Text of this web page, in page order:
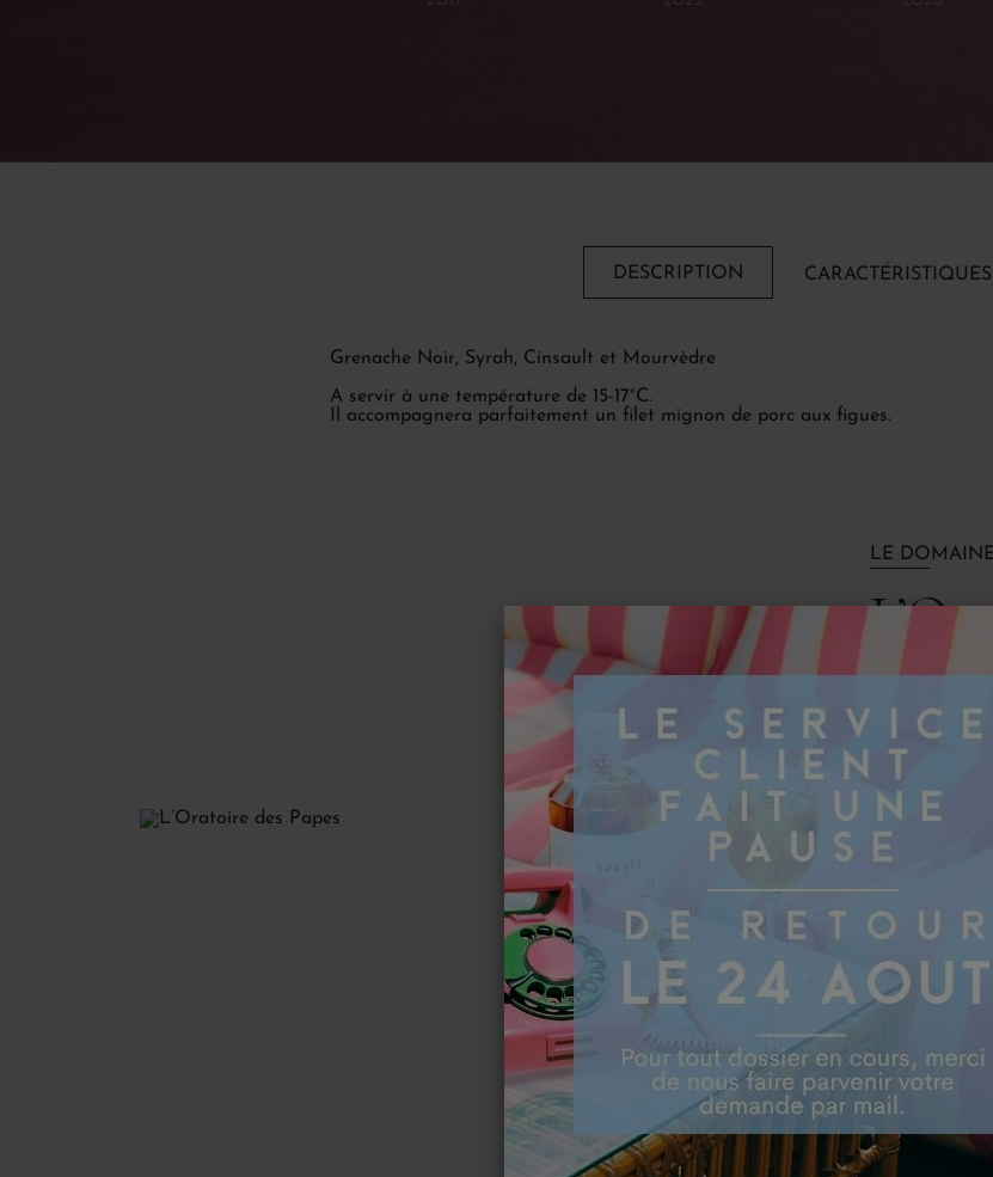
DESCRIPTION CARACTÉRISTIQUES
Grenache Noir, Syrah, Cinsault et Mourvèdre
A servir à une température de 15-17°C.
Il accompagnera parfaitement un filet mignon de porc aux figues.
LE DOMAINE
L'histoire de
précisément
précieuse
parcelle,
Oratoriens,
XVIIIe
vignerons et
aujourd'hui le
En 1926, le
Amouroux et
Papes" en
XIVe siècle
Aujourd'hui,
l'Oratoire
d'un siècle
l'appellation.